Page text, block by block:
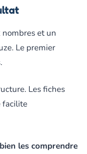
et un
Le premier
Les fiches
facilite
les comprendre